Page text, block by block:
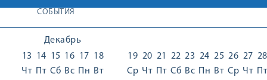
СОБЫТИЯ
Декабрь
13
Чт
14
Пт
15
Сб
16
Вс
17
Пн
18
Вт
19
Ср
20
Чт
21
Пт
22
Сб
23
Вс
24
Пн
25
Вт
26
Ср
27
Чт
28
Пт